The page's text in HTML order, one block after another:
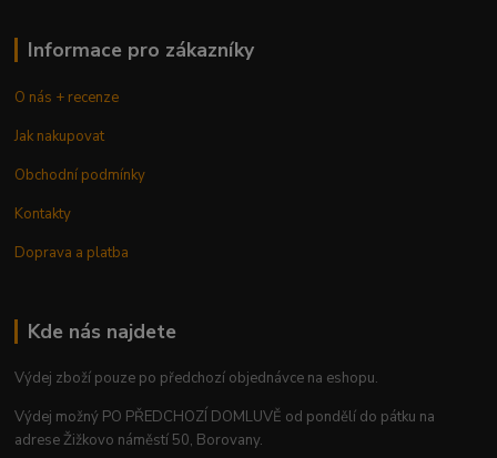
Informace pro zákazníky
O nás + recenze
Jak nakupovat
Obchodní podmínky
Kontakty
Doprava a platba
Kde nás najdete
Výdej zboží pouze po předchozí objednávce na eshopu.
Výdej možný PO PŘEDCHOZÍ DOMLUVĚ od pondělí do pátku na
adrese Žižkovo náměstí 50, Borovany.